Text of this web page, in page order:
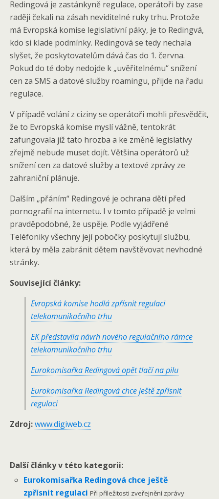
Redingová je zastánkyně regulace, operátoři by zase
raději čekali na zásah neviditelné ruky trhu. Protože
má Evropská komise legislativní páky, je to Redingvá,
kdo si klade podmínky. Redingová se tedy nechala
slyšet, že poskytovatelům dává čas do 1. června.
Pokud do té doby nedojde k „uvěřitelnému“ snížení
cen za SMS a datové služby roamingu, přijde na řadu
regulace.
V případě volání z ciziny se operátoři mohli přesvědčit,
že to Evropská komise myslí vážně, tentokrát
zafungovala již tato hrozba a ke změně legislativy
zřejmě nebude muset dojít. Většina operátorů už
snížení cen za datové služby a textové zprávy ze
zahraniční plánuje.
Dalším „přáním“ Redingové je ochrana dětí před
pornografií na internetu. I v tomto případě je velmi
pravděpodobné, že uspěje. Podle vyjádřené
Teléfoniky všechny její pobočky poskytují službu,
která by měla zabránit dětem navštěvovat nevhodné
stránky.
Související články:
Evropská komise hodlá zpřísnit regulaci
telekomunikačního trhu
EK představila návrh nového regulačního rámce
telekomunikačního trhu
Eurokomisařka Redingová opět tlačí na pilu
Eurokomisařka Redingová chce ještě zpřísnit
regulaci
Zdroj:www.digiweb.cz
Další články v této kategorii:
Eurokomisařka Redingová chce ještě
zpřísnit regulaciPři příležitosti zveřejnění zprávy